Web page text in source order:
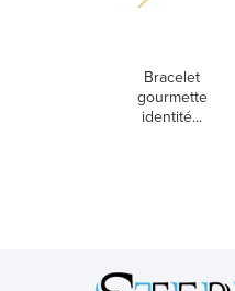
Bracelet
gourmette
identité...